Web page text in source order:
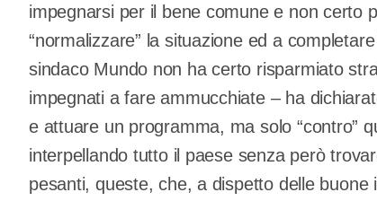
impegnarsi per il bene comune e non certo
“normalizzare” la situazione ed a
sindaco Mundo non ha certo risparmiato
impegnati a fare ammucchiate – ha
e attuare un programma, ma solo “contro”
interpellando tutto il paese senza però
pesanti, queste, che, a dispetto delle buone